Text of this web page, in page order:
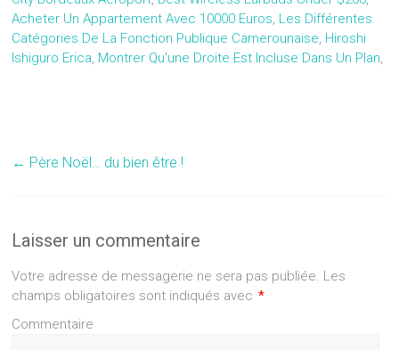
Acheter Un Appartement Avec 10000 Euros, Les Différentes
Catégories De La Fonction Publique Camerounaise, Hiroshi
Ishiguro Erica, Montrer Qu'une Droite Est Incluse Dans Un Plan,
← Père Noël… du bien être !
Laisser un commentaire
Votre adresse de messagerie ne sera pas publiée. Les
champs obligatoires sont indiqués avec *
Commentaire